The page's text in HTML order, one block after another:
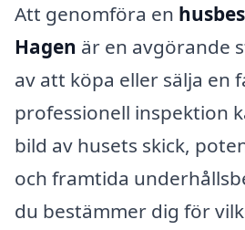
Att genomföra en
Hagen är en avgörande
av att köpa eller sälja en
professionell inspektion
bild av husets skick,
och framtida
du bestämmer dig för